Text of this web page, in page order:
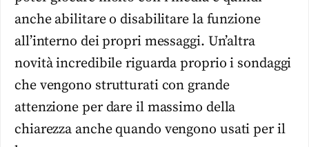
anche abilitare o disabilitare la funzione
all’interno dei propri messaggi. Un’altra
novità incredibile riguarda proprio i sondaggi
che vengono strutturati con grande
attenzione per dare il massimo della
chiarezza anche quando vengono usati per il